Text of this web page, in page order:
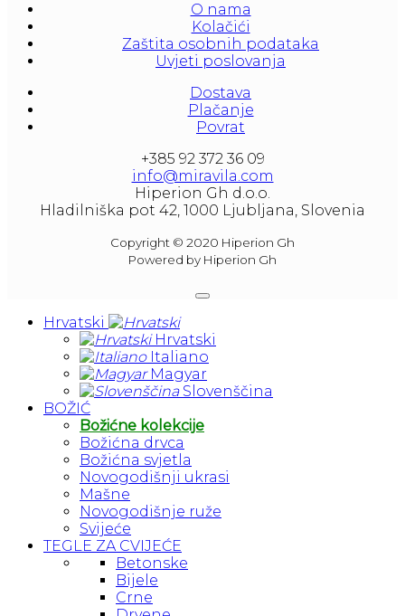
At our partners Miravila showroom you can
O nama
Kolačići
Zaštita osobnih podataka
Uvjeti poslovanja
Dostava
Plačanje
Povrat
+385 92 372 36 09
info@miravila.com
Hiperion Gh d.o.o.
Hladilniška pot 42, 1000 Ljubljana, Slovenia
Copyright © 2020 Hiperion Gh
Powered by Hiperion Gh
Hrvatski
Hrvatski
Italiano
Magyar
Slovenščina
BOŽIĆ
Božićne kolekcije
Božićna drvca
Božićna svjetla
Novogodišnji ukrasi
Mašne
Novogodišnje ruže
Svijeće
TEGLE ZA CVIJEĆE
Betonske
Bijele
Crne